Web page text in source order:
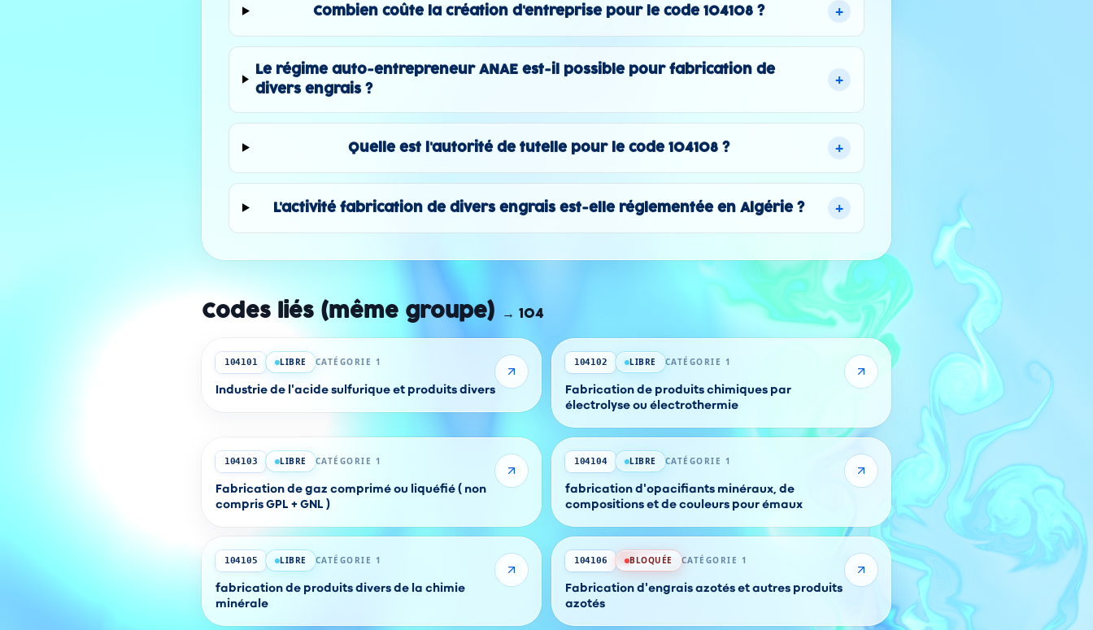
Combien coûte la création d'entreprise pour le code 104108 ? +
Le régime auto-entrepreneur ANAE est-il possible pour fabrication de
divers engrais ?
+
Quelle est l'autorité de tutelle pour le code 104108 ? +
L'activité fabrication de divers engrais est-elle réglementée en Algérie ? +
Codes liés (même groupe) → 104
104101 LIBRE CATÉGORIE 1
Industrie de l'acide sulfurique et produits divers
104102 LIBRE CATÉGORIE 1
Fabrication de produits chimiques par
électrolyse ou électrothermie
104103 LIBRE CATÉGORIE 1
Fabrication de gaz comprimé ou liquéfié ( non
compris GPL + GNL )
104104 LIBRE CATÉGORIE 1
fabrication d'opacifiants minéraux, de
compositions et de couleurs pour émaux
104105 LIBRE CATÉGORIE 1
fabrication de produits divers de la chimie
minérale
104106 BLOQUÉE CATÉGORIE 1
Fabrication d'engrais azotés et autres produits
azotés